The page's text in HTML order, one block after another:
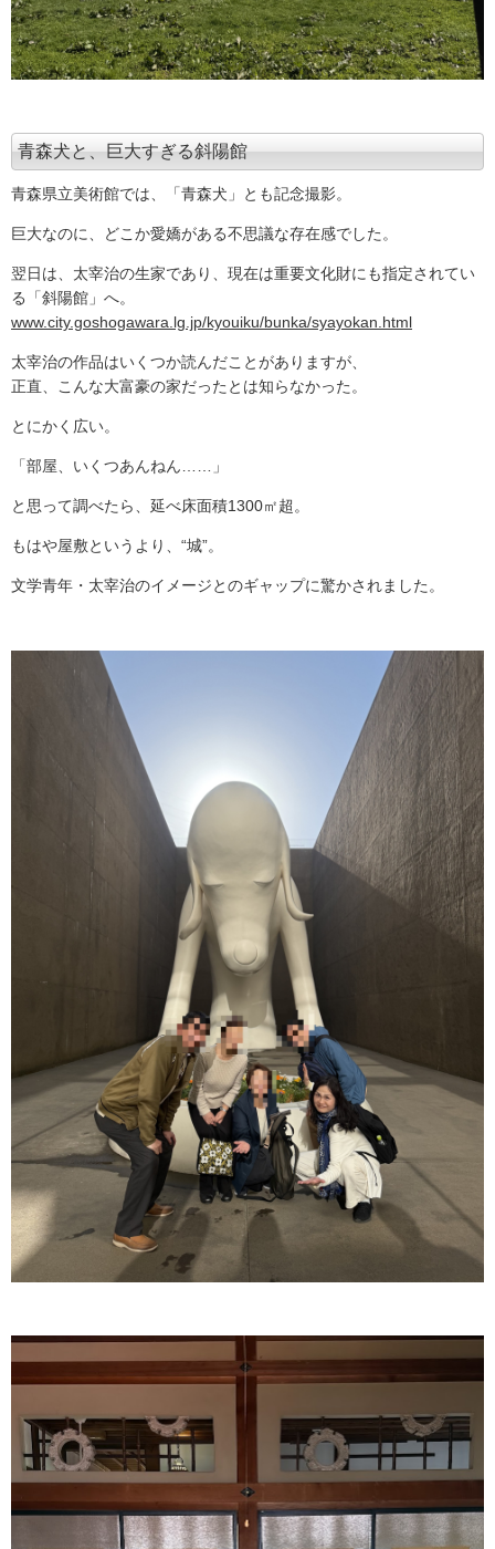
青森犬と、巨大すぎる斜陽館
青森県立美術館では、「青森犬」とも記念撮影。
巨大なのに、どこか愛嬌がある不思議な存在感でした。
翌日は、太宰治の生家であり、現在は重要文化財にも指定されてい
る「斜陽館」へ。
www.city.goshogawara.lg.jp/kyouiku/bunka/syayokan.html
太宰治の作品はいくつか読んだことがありますが、
正直、こんな大富豪の家だったとは知らなかった。
とにかく広い。
「部屋、いくつあんねん……」
と思って調べたら、延べ床面積1300㎡超。
もはや屋敷というより、“城”。
文学青年・太宰治のイメージとのギャップに驚かされました。